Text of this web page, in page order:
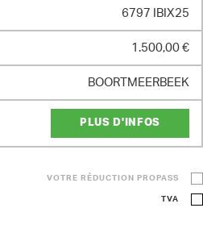
6797 IBIX25
1.500,00 €
BOORTMEERBEEK
PLUS D'INFOS
VOTRE RÉDUCTION PROPASS
TVA